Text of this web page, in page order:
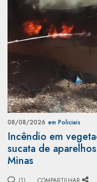
08/08/2026 em Policiais
Incêndio em
sucata de
Minas